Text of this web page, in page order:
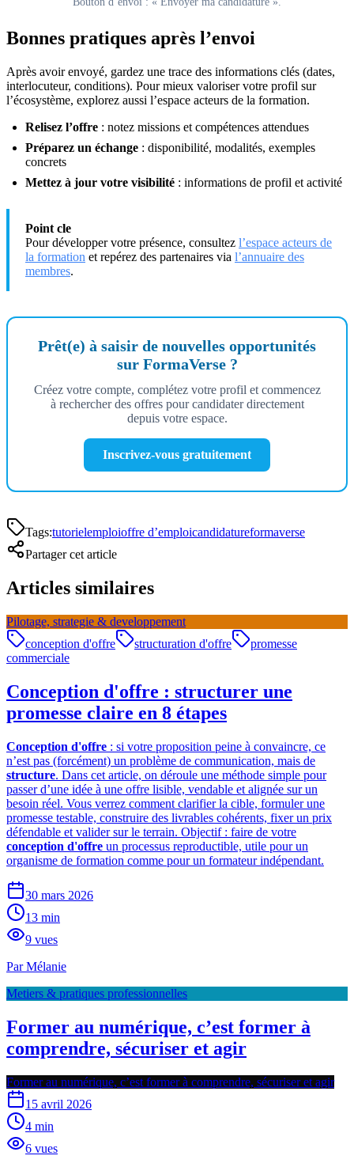
Bonnes pratiques après l’envoi
Après avoir envoyé, gardez une trace des informations clés (dates,
interlocuteur, conditions). Pour mieux valoriser votre profil sur
l’écosystème, explorez aussi l’espace acteurs de la formation.
Relisez l’offre : notez missions et compétences attendues
Préparez un échange : disponibilité, modalités, exemples
concrets
Mettez à jour votre visibilité : informations de profil et activité
Point cle
Pour développer votre présence, consultez l’espace acteurs de
la formation et repérez des partenaires via l’annuaire des
membres.
Prêt(e) à saisir de nouvelles opportunités
sur FormaVerse ?
Créez votre compte, complétez votre profil et commencez
à rechercher des offres pour candidater directement
depuis votre espace.
Inscrivez-vous gratuitement
Tags:tutorielemploioffre d’emploicandidatureformaverse
Partager cet article
Articles similaires
Pilotage, strategie & developpement
conception d'offre
structuration d'offre
promesse
commerciale
Conception d'offre : structurer une
promesse claire en 8 étapes
Conception d'offre : si votre proposition peine à convaincre, ce
n’est pas (forcément) un problème de communication, mais de
structure. Dans cet article, on déroule une méthode simple pour
passer d’une idée à une offre lisible, vendable et alignée sur un
besoin réel. Vous verrez comment clarifier la cible, formuler une
promesse testable, construire des livrables cohérents, fixer un prix
défendable et valider sur le terrain. Objectif : faire de votre
conception d'offre un processus reproductible, utile pour un
organisme de formation comme pour un formateur indépendant.
30 mars 2026
13 min
9 vues
ParMélanie
Metiers & pratiques professionnelles
Former au numérique, c’est former à
comprendre, sécuriser et agir
Former au numérique, c’est former à comprendre, sécuriser et agir
15 avril 2026
4 min
6 vues